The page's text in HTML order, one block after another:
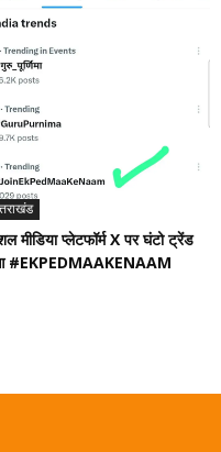
मीडिया प्लेटफॉर्म X पर घंटो ट्रेंड
#EKPEDMAAKENAAM